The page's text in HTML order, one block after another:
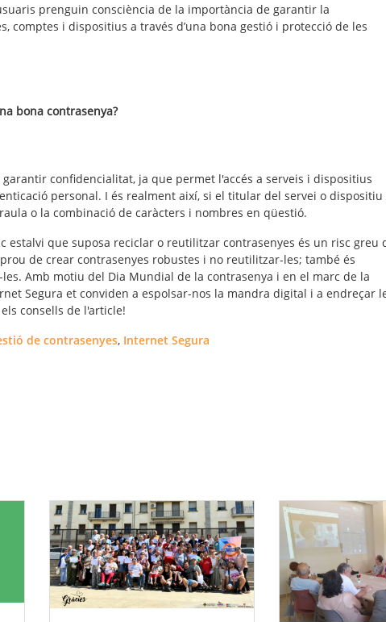
prenguin consciència de la importància de garantir la
comptes i dispositius a través d’una bona gestió i protecció de les
bona contrasenya?
confidencialitat, ja que permet l'accés a serveis i dispositius
personal. I és realment així, si el titular del servei o dispositiu
o la combinació de caràcters i nombres en qüestió.
estalvi que suposa reciclar o reutilitzar contrasenyes és un risc greu
de crear contrasenyes robustes i no reutilitzar-les; també és
Amb motiu del Dia Mundial de la contrasenya i en el marc de la
Segura et conviden a espolsar-nos la mandra digital i a endreçar
consells de l'article!
de contrasenyes, Internet Segura